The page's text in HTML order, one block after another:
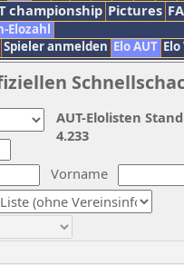
championship Pictures
Elozahl
Spieler anmelden Elo AUT
Vorname
AUT-Elolisten
4.233